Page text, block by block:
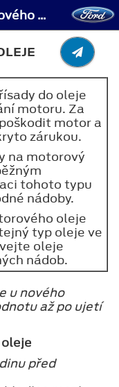
Údržba - Kontrola motorového oleje
do oleje
motoru. Za
motor a
zárukou.
na motorový
tohoto typu
nádoby.
oleje
typ oleje ve
oleje
nádob.
u nového
až po ujetí
před